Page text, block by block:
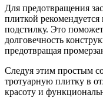
Для предотвращения
плиткой рекомендуется
подстилку. Это
долговечность
предотвращая
Следуя этим простым
тротуарную плитку в
красоту и